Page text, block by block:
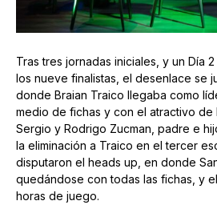
Tras tres jornadas iniciales, y un Día
los nueve finalistas, el desenlace se
donde Braian Traico llegaba como
medio de fichas y con el atractivo de
Sergio y Rodrigo Zucman, padre e
la eliminación a Traico en el tercer
disputaron el heads up, en donde
quedándose con todas las fichas, y
horas de juego.